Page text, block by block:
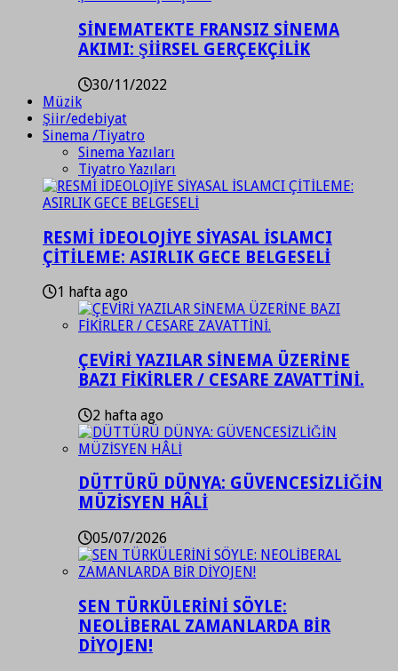
SİNEMATEKTE FRANSIZ SİNEMA
AKIMI: ŞİİRSEL GERÇEKÇİLİK
30/11/2022
Müzik
Şiir/edebiyat
Sinema /Tiyatro
Sinema Yazıları
Tiyatro Yazıları
RESMİ İDEOLOJİYE SİYASAL İSLAMCI
ÇİTİLEME: ASIRLIK GECE BELGESELİ
1 hafta ago
ÇEVİRİ YAZILAR SİNEMA ÜZERİNE
BAZI FİKİRLER / CESARE ZAVATTİNİ.
2 hafta ago
DÜTTÜRÜ DÜNYA: GÜVENCESİZLİĞİN
MÜZİSYEN HÂLİ
05/07/2026
SEN TÜRKÜLERİNİ SÖYLE:
NEOLİBERAL ZAMANLARDA BİR
DİYOJEN!